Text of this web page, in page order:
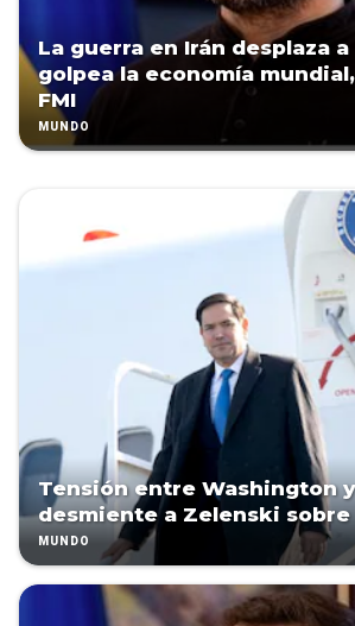
La guerra en Irán desplaza
golpea la economía
FMI
MUNDO
Tensión entre Washington
desmiente a Zelenski sobre
MUNDO